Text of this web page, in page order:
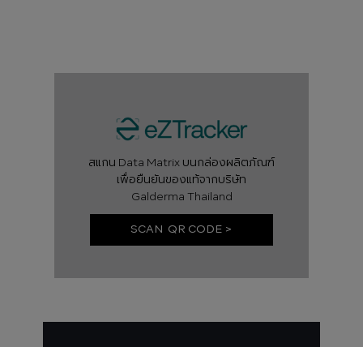
สแกน Data Matrix บนกล่องผลิตภัณฑ์
เพื่อยืนยันของแท้จากบริษัท
Galderma Thailand
SCAN QR CODE >